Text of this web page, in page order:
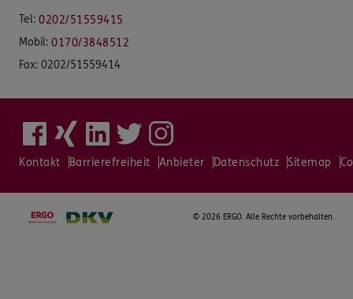
Tel: 0202/51559415
Mobil: 0170/3848512
Fax: 0202/51559414
Kontakt Barrierefreiheit Anbieter Datenschutz Sitemap
© 2026 ERGO. Alle Rechte vorbehalten.